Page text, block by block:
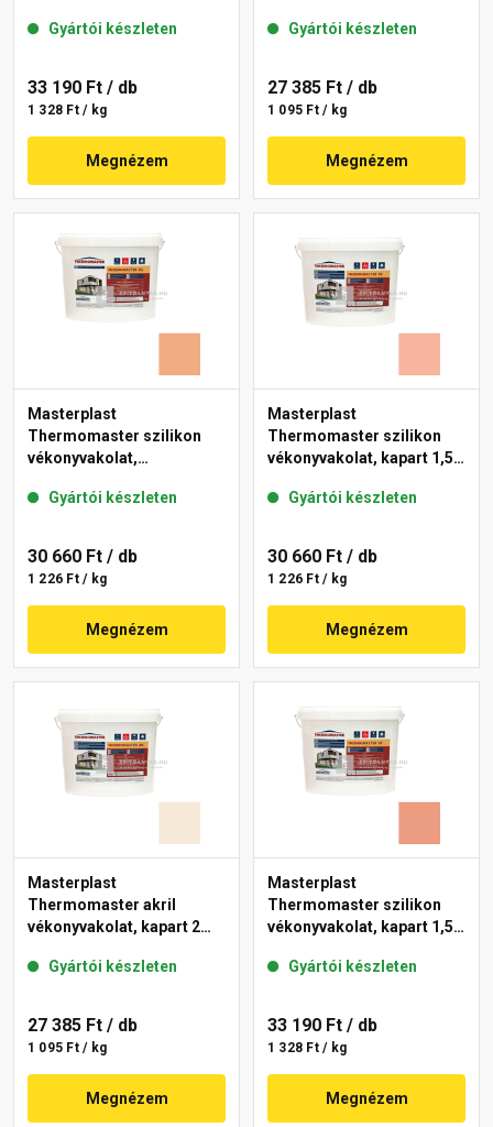
Gyártói készleten
33 190 Ft / db
1 328 Ft / kg
Megnézem
17-D 25 kg
Gyártói készleten
27 385 Ft / db
1 095 Ft / kg
Megnézem
Masterplast
Thermomaster szilikon
vékonyvakolat,
11-C 25 kg
Gyártói készleten
30 660 Ft / db
1 226 Ft / kg
Megnézem
Masterplast
Thermomaster szilikon
vékonyvakolat, kapart 1,5
Gyártói készleten
30 660 Ft / db
1 226 Ft / kg
Megnézem
Masterplast
Thermomaster akril
vékonyvakolat, kapart 2
Gyártói készleten
27 385 Ft / db
1 095 Ft / kg
Megnézem
Masterplast
Thermomaster szilikon
vékonyvakolat, kapart 1,5
Gyártói készleten
33 190 Ft / db
1 328 Ft / kg
Megnézem